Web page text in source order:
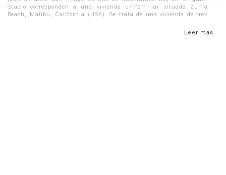
Studio corresponden a una vivienda unifamiliar situada Zuma
Beach, Malibu, California (USA). Se trata de una vivienda de tres
Leer más